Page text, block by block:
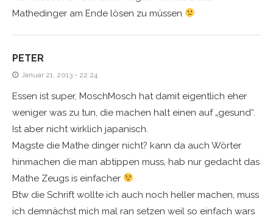
Mathedinger am Ende lösen zu müssen
PETER
Januar 21, 2013 - 22:24
Essen ist super, MoschMosch hat damit eigentlich eher
weniger was zu tun, die machen halt einen auf „gesund“.
Ist aber nicht wirklich japanisch.
Magste die Mathe dinger nicht? kann da auch Wörter
hinmachen die man abtippen muss, hab nur gedacht das
Mathe Zeugs is einfacher
Btw die Schrift wollte ich auch noch heller machen, muss
ich demnächst mich mal ran setzen weil so einfach wars